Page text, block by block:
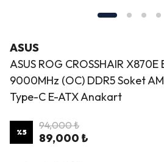
ASUS
ASUS ROG CROSSHAIR X870E
9000MHz (OC) DDR5 Soket
Type-C E-ATX Anakart
%5
94,000 ₺
89,000 ₺